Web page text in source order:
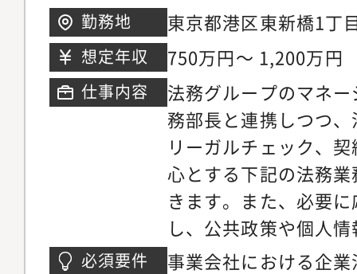
のプロセス進化（シ
コンプライアンス対
整備、社内教育・研
応・規程関連業務■ポ
陣との近さとスピー
総会・取締役会・監
経営層と日々対話を
事業推進の当事者と
ジションです。・マ
ジ今後2～3年を目途
勤務地
東京都港区東新橋1丁
ター35階
想定年収 750万円～ 1,200万円
仕事内容
法務グループのマネ
務部長と連携しつつ
リーガルチェック、
心とする下記の法務
きます。また、必要
し、公共政策や個人
支援なども行ってい
必須要件
事業会社における企